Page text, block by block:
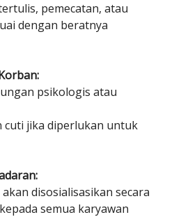
pemecatan, atau
dengan beratnya
psikologis atau
cuti jika diperlukan untuk
disosialisasikan secara
semua karyawan